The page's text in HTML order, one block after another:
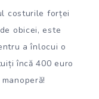
costurile forței
obicei, este
a înlocui o
încă 400 euro